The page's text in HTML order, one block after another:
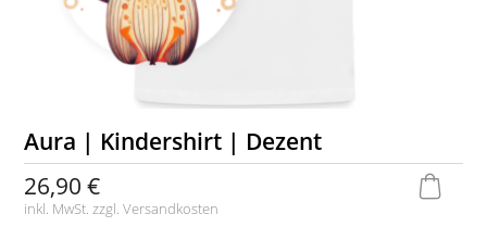
Aura | Kindershirt | Dezent
26,90 €
inkl. MwSt. zzgl.Versandkosten